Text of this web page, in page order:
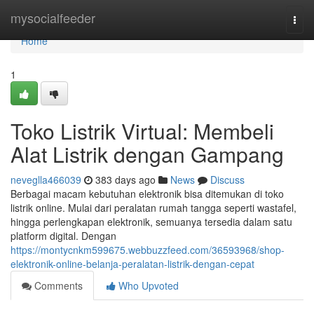
mysocialfeeder
Home
Home
1
Toko Listrik Virtual: Membeli
Alat Listrik dengan Gampang
neveglla466039 383 days ago News
Discuss
Berbagai macam kebutuhan elektronik bisa ditemukan di toko
listrik online. Mulai dari peralatan rumah tangga seperti wastafel,
hingga perlengkapan elektronik, semuanya tersedia dalam satu
platform digital. Dengan
https://montycnkm599675.webbuzzfeed.com/36593968/shop-
elektronik-online-belanja-peralatan-listrik-dengan-cepat
Comments
Who Upvoted